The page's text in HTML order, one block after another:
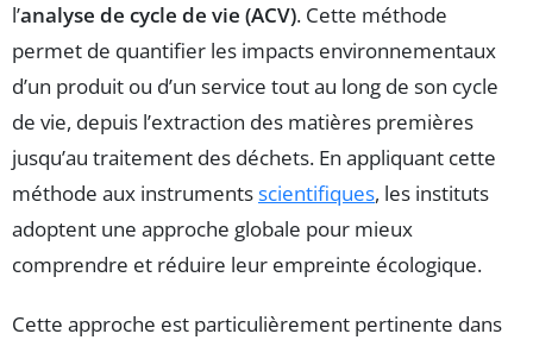
l’analyse de cycle de vie (ACV). Cette méthode
permet de quantifier les impacts environnementaux
d’un produit ou d’un service tout au long de son cycle
de vie, depuis l’extraction des matières premières
jusqu’au traitement des déchets. En appliquant cette
méthode aux instrumentsscientifiques, les instituts
adoptent une approche globale pour mieux
comprendre et réduire leur empreinte écologique.
Cette approche est particulièrement pertinente dans